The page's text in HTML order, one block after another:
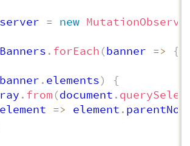
= new
. forEach (banner => {
banner . elements)
{
. from (document .
element => element .